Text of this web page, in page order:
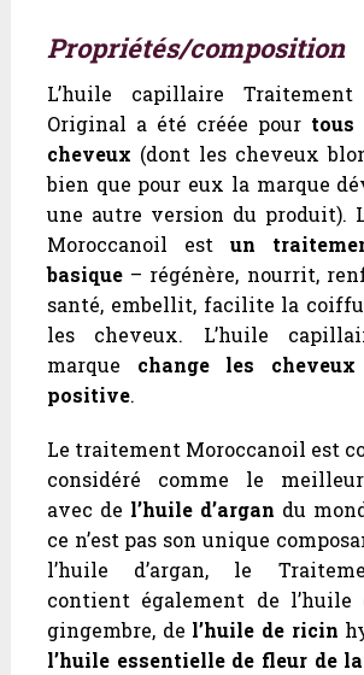
Propriétés/composition
L’huile capillaire Traitement
Original a été créée pour tous
cheveux (dont les cheveux
bien que pour eux la marque
une autre version du produit).
Moroccanoil est un
basique– régénère, nourrit,
santé, embellit, facilite la
les cheveux. L’huile
marque change les
positive.
Le traitement Moroccanoil est
considéré comme le
avec de l’huile d’argan du
ce n’est pas son unique
l’huile d’argan, le
contient également de l’huile
gingembre, de l’huile de ricin
l’huile essentielle de fleur de